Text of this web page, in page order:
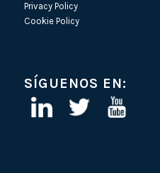
Privacy Policy
Cookie Policy
SÍGUENOS EN: